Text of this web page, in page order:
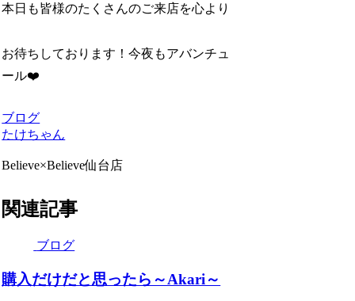
本日も皆様のたくさんのご来店を心より
お待ちしております！今夜もアバンチュ
ール❤️
ブログ
たけちゃん
Believe×Believe仙台店
関連記事
ブログ
購入だけだと思ったら～Akari～